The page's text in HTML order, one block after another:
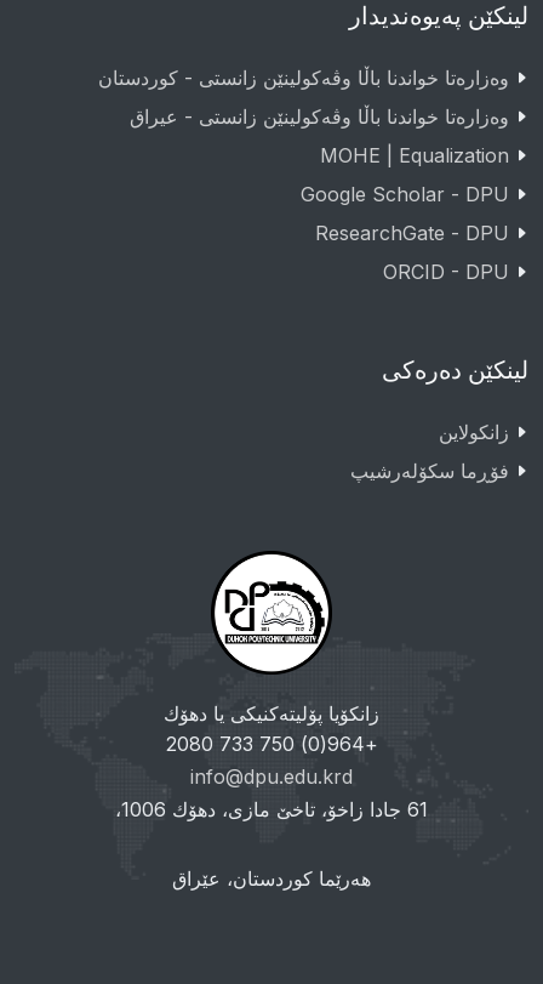
لینکێن پەیوەندیدار
وەزارەتا خواندنا باڵا وڤەکولینێن زانستی - کوردستان
وەزارەتا خواندنا باڵا وڤەکولینێن زانستی - عيراق
MOHE | Equalization
Google Scholar - DPU
ResearchGate - DPU
ORCID - DPU
لینکێن دەرەکی
زانکولاین
فۆڕما سکۆلەرشیپ
زانکۆیا پۆلیتەکنیکی یا دهۆك
+964(0) 750 733 2080
info@dpu.edu.krd
61 جادا زاخۆ، تاخێ مازی، دهۆك 1006،
هەرێما کوردستان، عێراق